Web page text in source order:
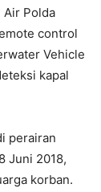
Air Polda
control
Vehicle
kapal
perairan
Juni 2018,
korban.